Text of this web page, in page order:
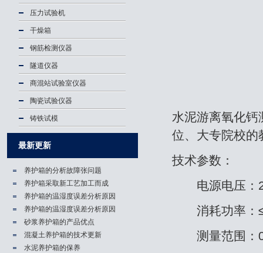
压力试验机
干燥箱
钢筋检测仪器
隧道仪器
商混站试验室仪器
陶瓷试验仪器
铸铁试模
最新更新
养护箱的分析故障张问题
养护箱​采取新工艺加工而成
养护箱的温湿度误差分析原因
养护箱的温湿度误差分析原因
砂浆养护箱的产品优点
混凝土养护箱的技术更新
水泥养护箱的保养
水泥游离氧化钙
位、大专院校的
技术参数：
电源电压：
消耗功率：
测量范围：